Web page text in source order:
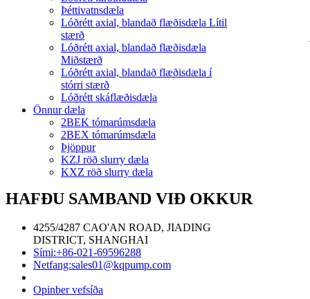
Þéttivatnsdæla
Lóðrétt axial, blandað flæðisdæla Lítil
stærð
Lóðrétt axial, blandað flæðisdæla
Miðstærð
Lóðrétt axial, blandað flæðisdæla í
stórri stærð
Lóðrétt skáflæðisdæla
Önnur dæla
2BEK tómarúmsdæla
2BEX tómarúmsdæla
Þjöppur
KZJ röð slurry dæla
KXZ röð slurry dæla
HAFÐU SAMBAND VIÐ OKKUR
4255/4287 CAO'AN ROAD, JIADING
DISTRICT, SHANGHAI
Sími:+86-021-69596288
Netfang:sales01@kqpump.com
Opinber vefsíða